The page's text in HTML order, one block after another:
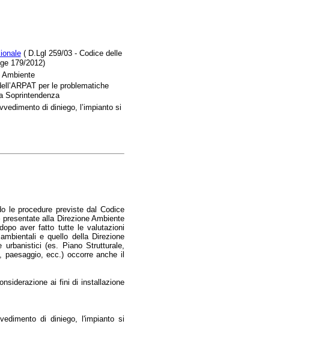
( D.Lgl 259/03 - Codice delle
179/2012)
per le problematiche
Soprintendenza
di diniego, l’impianto si
le procedure previste dal Codice
alla Direzione Ambiente
aver fatto tutte le valutazioni
e quello della Direzione
(es. Piano Strutturale,
ecc.) occorre anche il
ai fini di installazione
di diniego, l'impianto si